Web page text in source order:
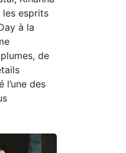
les esprits
à la
de
l’une des